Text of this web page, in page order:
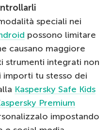
speciali nei
possono limitare
causano maggiore
strumenti integrati non
tu stesso dei
Kaspersky Safe Kids
Premium
impostando